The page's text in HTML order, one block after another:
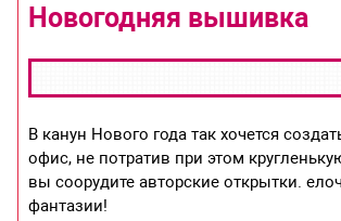
Новогодняя вышивка
В канун Нового года так хочется
офис, не потратив при этом
вы соорудите авторские открытки.
фантазии!